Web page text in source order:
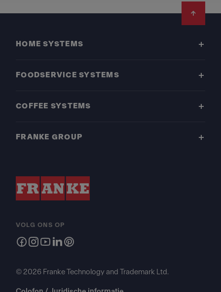
HOME SYSTEMS
FOODSERVICE SYSTEMS
COFFEE SYSTEMS
FRANKE GROUP
VOLG ONS OP
© 2026 Franke Technology and Trademark Ltd.